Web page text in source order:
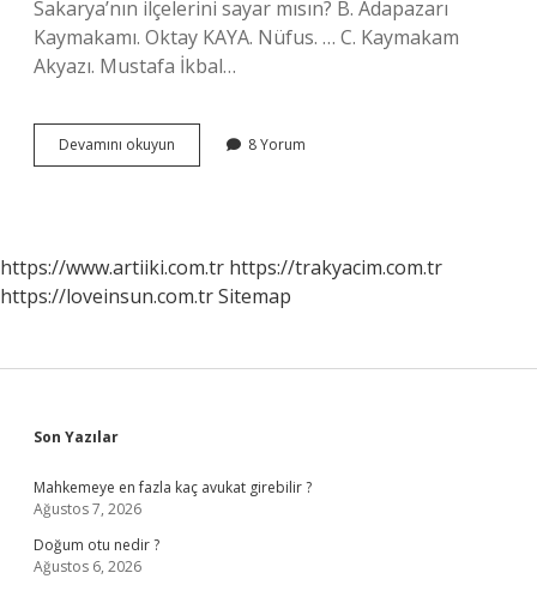
Sakarya’nın ilçelerini sayar mısın? B. Adapazarı
Kaymakamı. Oktay KAYA. Nüfus. … C. Kaymakam
Akyazı. Mustafa İkbal…
Devamını okuyun
Devlet
8 Yorum
https://www.artiiki.com.tr https://trakyacim.com.tr
https://loveinsun.com.trSitemap
Sidebar
Son Yazılar
Mahkemeye en fazla kaç avukat girebilir ?
Ağustos 7, 2026
Doğum otu nedir ?
Ağustos 6, 2026